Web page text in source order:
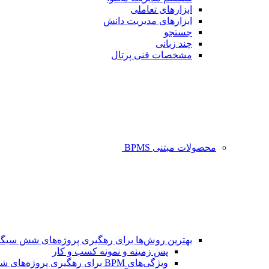
ابزارهای تعاملی
ابزارهای مدیریت دانش
جستجو
چند زبانی
مشخصات فنی پرتال
محصولات مبتنی BPMS
بهترین روش‌ها برای رهگیری پروژه‌های شش
پس زمینه و نمونه کسب و کار
ویژگی‌های BPM برای رهگیری پروژه‌های شش سیگما